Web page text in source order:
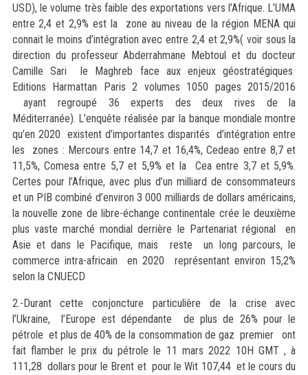
USD), le volume très faible des exportations vers l’Afrique. L’UMA
entre 2,4 et 2,9% est la zone au niveau de la région MENA qui
connait le moins d’intégration avec entre 2,4 et 2,9%( voir sous la
direction du professeur Abderrahmane Mebtoul et du docteur
Camille Sari le Maghreb face aux enjeux géostratégiques
Editions Harmattan Paris 2 volumes 1050 pages 2015/2016
ayant regroupé 36 experts des deux rives de la
Méditerranée). L’enquête réalisée par la banque mondiale montre
qu’en 2020 existent d’importantes disparités d’intégration entre
les zones : Mercours entre 14,7 et 16,4%, Cedeao entre 8,7 et
11,5%, Comesa entre 5,7 et 5,9% et la Cea entre 3,7 et 5,9%.
Certes pour l’Afrique, avec plus d’un milliard de consommateurs
et un PIB combiné d’environ 3 000 milliards de dollars américains,
la nouvelle zone de libre-échange continentale crée le deuxième
plus vaste marché mondial derrière le Partenariat régional en
Asie et dans le Pacifique, mais reste un long parcours, le
commerce intra-africain en 2020 représentant environ 15,2%
selon la CNUECD
2.-Durant cette conjoncture particulière de la crise avec
l’Ukraine, l’Europe est dépendante de plus de 26% pour le
pétrole et plus de 40% de la consommation de gaz premier ont
fait flamber le prix du pétrole le 11 mars 2022 10H GMT , à
111,28 dollars pour le Brent et pour le Wit 107,44 et le cours du